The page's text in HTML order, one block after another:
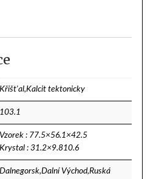
Křišt'al,Kalcit tektonicky
103.1
Vzorek : 77.5×56.1×42.5
Krystal : 31.2×9.810.6
Dalnegorsk,Dalní Východ,Ruská